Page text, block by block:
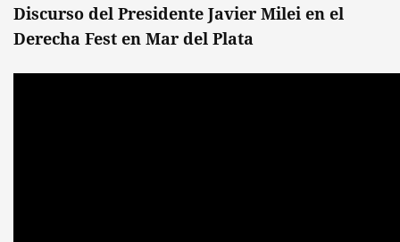
Discurso del Presidente Javier Milei en el
Derecha Fest en Mar del Plata